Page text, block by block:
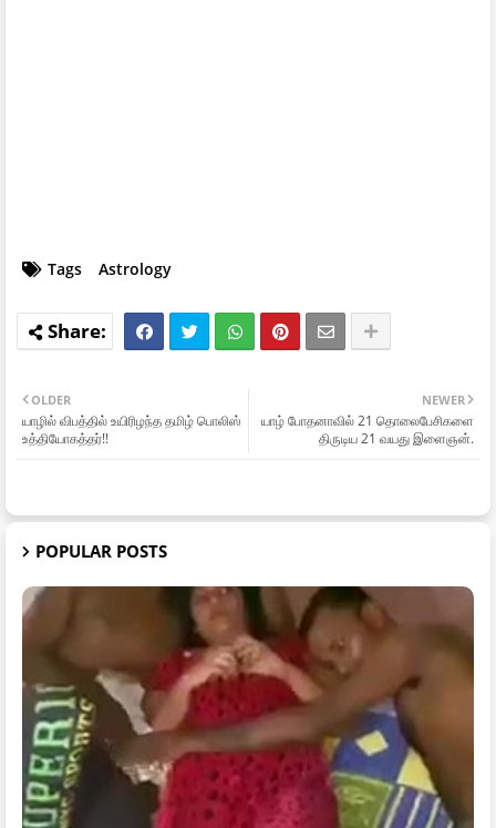
Tags Astrology
NEWER
யாழ் போதனாவில் 21 தொலைபேசிகளை
திருடிய 21 வயது இளைஞன்.
OLDER
யாழில் விபத்தில் உயிரிழந்த தமிழ் பொலிஸ்
உத்தியோகத்தர்!!
POPULAR POSTS